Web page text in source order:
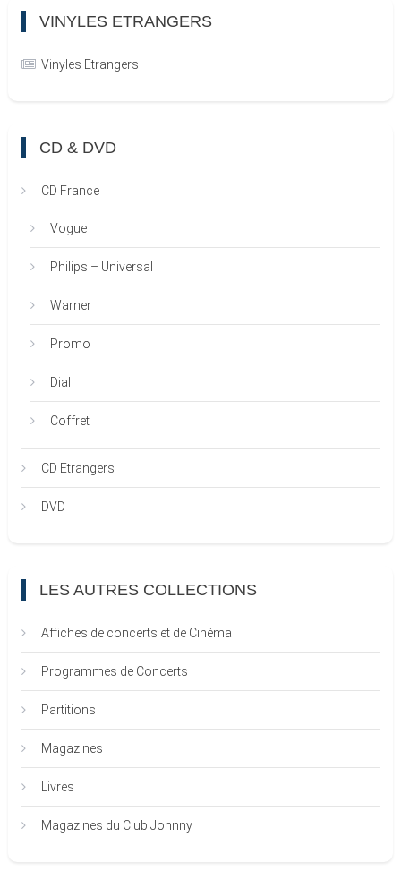
VINYLES ETRANGERS
Vinyles Etrangers
CD & DVD
CD France
Vogue
Philips – Universal
Warner
Promo
Dial
Coffret
CD Etrangers
DVD
LES AUTRES COLLECTIONS
Affiches de concerts et de Cinéma
Programmes de Concerts
Partitions
Magazines
Livres
Magazines du Club Johnny